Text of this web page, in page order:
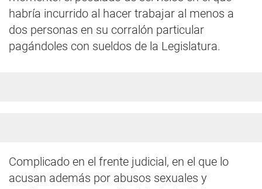
habría incurrido al hacer trabajar al menos a
dos personas en su corralón particular
pagándoles con sueldos de la Legislatura.
Complicado en el frente judicial, en el que lo
acusan además por abusos sexuales y